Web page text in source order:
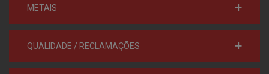
METAIS
QUALIDADE / RECLAMAÇÕES